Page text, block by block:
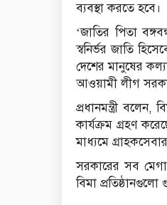
ব্যবস্থা করতে হবে।
‘জাতির পিতা
স্বনির্ভর জাতি
দেশের মানুষের
আওয়ামী লীগ
প্রধানমন্ত্রী
কার্যক্রম গ্রহণ
মাধ্যমে
সরকারের সব
বিমা